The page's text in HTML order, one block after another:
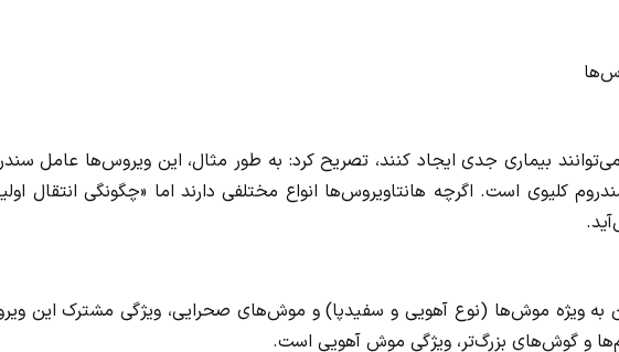
بیماری جدی ایجاد کنند، تصریح کرد: به طور مثال، این ویروس‌ها عامل
کلیوی است. اگرچه هانتاویروس‌ها انواع مختلفی دارند اما «چگونگی انتقال
به ویژه موش‌ها (نوع آهویی و سفیدپا) و موش‌های صحرایی، ویژگی مشترک این
و گوش‌های بزرگ‌تر، ویژگی موش آهویی است.